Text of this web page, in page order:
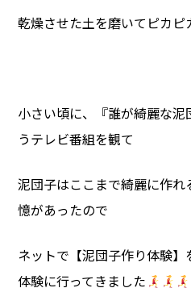
乾燥させた土を磨いてピカピ
小さい頃に、『誰が綺麗な
うテレビ番組を観て
泥団子はここまで綺麗に作
憶があったので
ネットで【泥団子作り体験
体験に行ってきました